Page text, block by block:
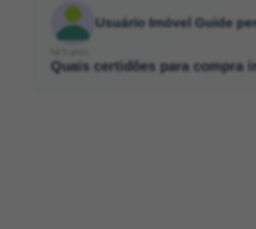
Usuário Imóvel Guide
Quais certidões para compra